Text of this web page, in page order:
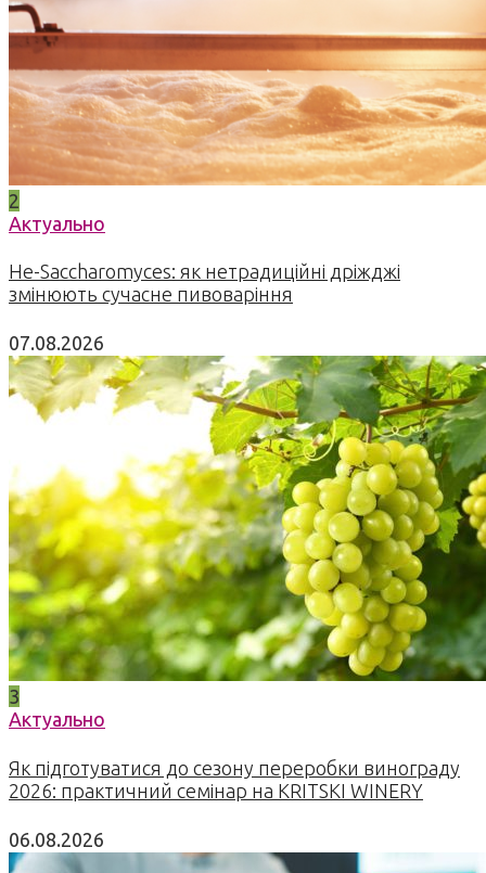
2
Актуально
Не-Saccharomyces: як нетрадиційні дріжджі
змінюють сучасне пивоваріння
07.08.2026
3
Актуально
Як підготуватися до сезону переробки винограду
2026: практичний семінар на KRITSKI WINERY
06.08.2026